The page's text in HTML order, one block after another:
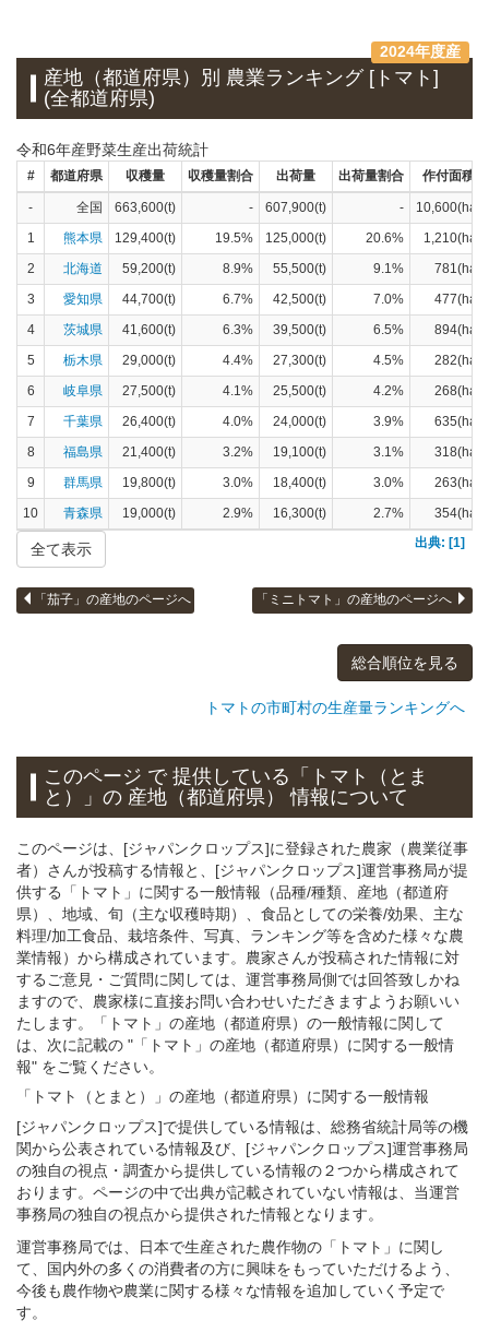
2024年度産
産地（都道府県）別 農業ランキング [トマト]
(全都道府県)
令和6年産野菜生産出荷統計
# 都道府県 収穫量 収穫量割合 出荷量 出荷量割合 作付面積
- 全国 663,600(t) - 607,900(t) -
10,600(ha)
1
熊本県 129,400(t) 19.5% 125,000(t) 20.6%
1,210(ha)
2
北海道 59,200(t) 8.9% 55,500(t) 9.1%
781(ha)
3
愛知県 44,700(t) 6.7% 42,500(t) 7.0%
477(ha)
4
茨城県 41,600(t) 6.3% 39,500(t) 6.5%
894(ha)
5
栃木県 29,000(t) 4.4% 27,300(t) 4.5%
282(ha)
6
岐阜県 27,500(t) 4.1% 25,500(t) 4.2%
268(ha)
7
千葉県 26,400(t) 4.0% 24,000(t) 3.9%
635(ha)
8
福島県 21,400(t) 3.2% 19,100(t) 3.1%
318(ha)
9
群馬県 19,800(t) 3.0% 18,400(t) 3.0%
263(ha)
10
青森県 19,000(t) 2.9% 16,300(t) 2.7%
354(ha)
出典: [1]
全て表示
「茄子」の産地のページへ 「ミニトマト」の産地のページへ
総合順位を見る
トマトの市町村の生産量ランキングへ
このページ で 提供している「トマト（とま
と）」の 産地（都道府県） 情報について
このページは、[ジャパンクロップス]に登録された農家（農業従事
者）さんが投稿する情報と、[ジャパンクロップス]運営事務局が提
供する「トマト」に関する一般情報（品種/種類、産地（都道府
県）、地域、旬（主な収穫時期）、食品としての栄養/効果、主な
料理/加工食品、栽培条件、写真、ランキング等を含めた様々な農
業情報）から構成されています。農家さんが投稿された情報に対
するご意見・ご質問に関しては、運営事務局側では回答致しかね
ますので、農家様に直接お問い合わせいただきますようお願いい
たします。「トマト」の産地（都道府県）の一般情報に関して
は、次に記載の "「トマト」の産地（都道府県）に関する一般情
報" をご覧ください。
「トマト（とまと）」 の産地（都道府県）に関する一般情報
[ジャパンクロップス]で提供している情報は、総務省統計局等の機
関から公表されている情報及び、[ジャパンクロップス]運営事務局
の独自の視点・調査から提供している情報の２つから構成されて
おります。ページの中で出典が記載されていない情報は、当運営
事務局の独自の視点から提供された情報となります。
運営事務局では、日本で生産された農作物の「トマト」に関し
て、国内外の多くの消費者の方に興味をもっていただけるよう、
今後も農作物や農業に関する様々な情報を追加していく予定で
す。